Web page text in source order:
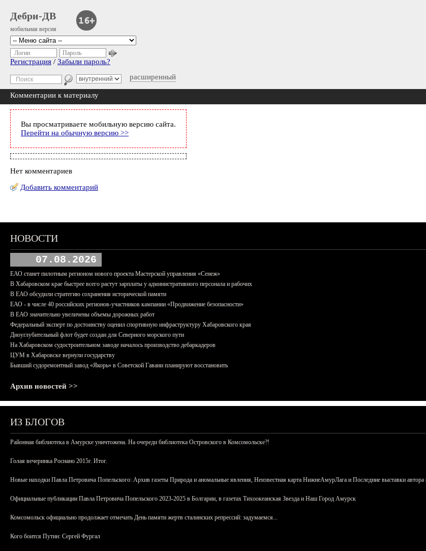
Дебри-ДВ
мобильная версия
расширенный
Логин Пароль
Регистрация / Забыли пароль?
Комментарии к материалу
Вы просматриваете мобильную версию сайта.
Перейти на обычную версию >>
Нет комментариев
Добавить комментарий
НОВОСТИ
07.08.2026
ЕАО станет пилотным регионом нового проекта Мастерской управления «Сенеж»
В Хабаровском крае быстрее всего растут зарплаты у административного персонала и рабочих
В ЕАО обсудили стратегию сохранения исторической памяти
ЕАО - в числе 40 российских регионов-участников кампании «Продвижение безопасности»
В ЕАО значительно увеличены объемы дорожных работ
Федеральный эксперт по достоинству оценил спортивную инфраструктуру Хабаровского края
Дноуглубительный флот будет создан для Северного морского пути
На Хабаровском судостроительном заводе началось производство дебаркадеров
ЦУМ в Хабаровске вернули государству
Бывший судоремонтный завод «Якорь» в Советской Гавани планируют восстановить
Архив новостей >>
ИЗ БЛОГОВ
Районная библиотека в Амурске уничтожена. На очереди библиотека Островского в Комсомольске?!
Голая вечеринка Роснано 2015г. Итог.
Новые находки Павла Петровича Попельского: Архив газеты Природа и аномальные явления, Неизвестная карта НижнеАмурЛага и Последние выставки
Официальные публикации Павла Петровича Попельского 2023-2025 в Болгарии, в газетах Тихоокеанская Звезда и Наш Город Амурск
Комсомольск официально продолжает отмечать День памяти жертв сталинских репрессий: задумаемся...
Кого боится Путин: Сергей Фургал